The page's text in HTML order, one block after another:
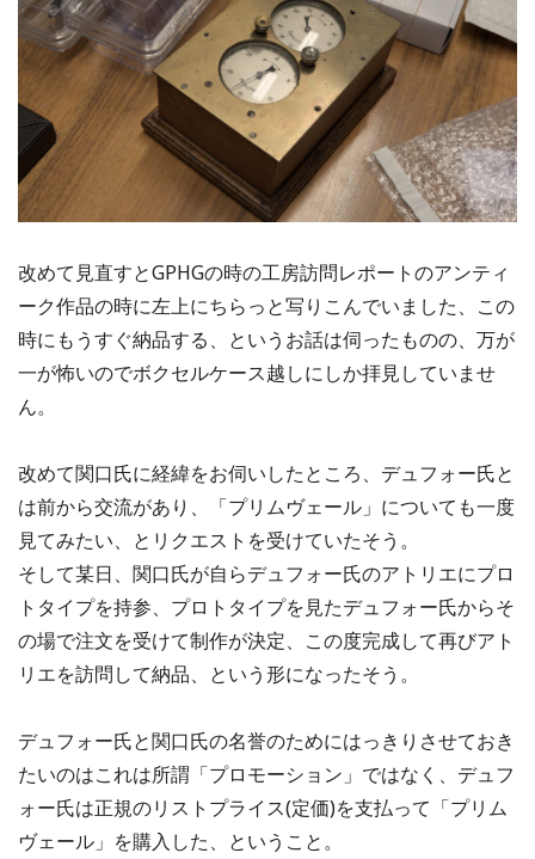
改めて見直すとGPHGの時の工房訪問レポートのアンティ
ーク作品の時に左上にちらっと写りこんでいました、この
時にもうすぐ納品する、というお話は伺ったものの、万が
一が怖いのでボクセルケース越しにしか拝見していませ
ん。
改めて関口氏に経緯をお伺いしたところ、デュフォー氏と
は前から交流があり、「プリムヴェール」についても一度
見てみたい、とリクエストを受けていたそう。
そして某日、関口氏が自らデュフォー氏のアトリエにプロ
トタイプを持参、プロトタイプを見たデュフォー氏からそ
の場で注文を受けて制作が決定、この度完成して再びアト
リエを訪問して納品、という形になったそう。
デュフォー氏と関口氏の名誉のためにはっきりさせておき
たいのはこれは所謂「プロモーション」ではなく、デュフ
ォー氏は正規のリストプライス(定価)を支払って「プリム
ヴェール」を購入した、ということ。